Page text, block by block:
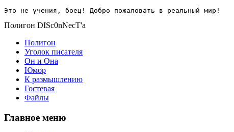
Это не учения, боец! Добро пожаловать в реальный мир!
Полигон DISc0nNecT'a
Полигон
Уголок писателя
Он и Она
Юмор
К размышлению
Гостевая
Файлы
Главное меню